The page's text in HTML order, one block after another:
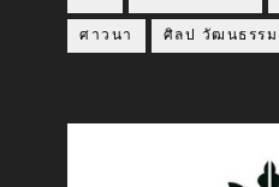
ศาวนา ศิลป วัฒนธรรม